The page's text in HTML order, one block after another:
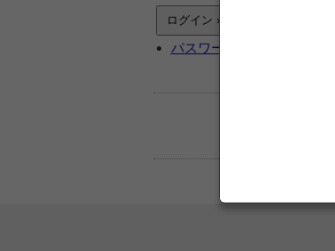
パスワードをお忘れですか ?